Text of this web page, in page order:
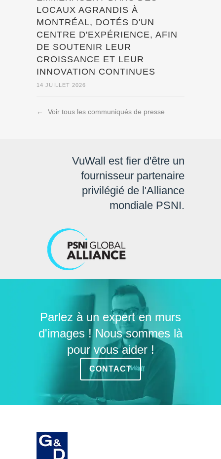
LOCAUX AGRANDIS À
MONTRÉAL, DOTÉS D'UN
CENTRE D'EXPÉRIENCE, AFIN
DE SOUTENIR LEUR
CROISSANCE ET LEUR
INNOVATION CONTINUES
14 JUILLET 2026
← Voir tous les communiqués de presse
VuWall est fier d'être un
fournisseur partenaire
privilégié de l'Alliance
mondiale PSNI.
Parlez à un expert en murs
d'images ! Nous sommes là
pour vous aider !
CONTACT